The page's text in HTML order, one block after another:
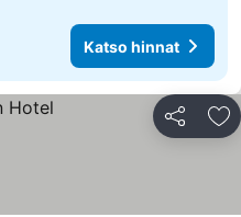
Katso hinnat
Jaa